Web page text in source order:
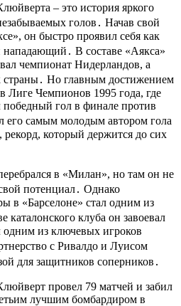
– это история яркого
голов․ Начав свой
он быстро проявил себя как
В составе «Аякса»
чемпионат Нидерландов, а
Но главным достижением
Лиге Чемпионов 1995 года, где
гол в финале против
его самым молодым автором гола
который держится до сих
в «Милан», но там он не
потенциал․ Однако
в «Барселоне» стал одним из
клуба он завоевал
из ключевых игроков
с Ривалдо и Луисом
для защитников соперников․
провел 79 матчей и забил
лучшим бомбардиром в